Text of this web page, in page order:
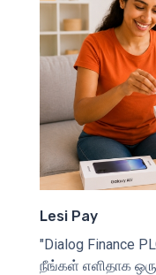
Lesi Pay
"Dialog Finance
நீங்கள் எளிதாக ஒரு